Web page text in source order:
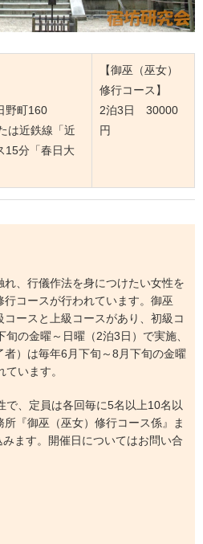
野町160
は近鉄線「近
15分「春日大
【御巫（巫女）
修行コース】
2泊3日 30000
円
、行儀作法を身につけたい女性を
コースが行われています。御巫
コースと上級コースがあり、初級コ
の金曜～日曜（2泊3日）で実施、
者）は毎年6月下旬～8月下旬の金曜
います。
、定員は各回毎に5名以上10名以
『御巫（巫女）修行コース係』ま
ます。開催日についてはお問い合